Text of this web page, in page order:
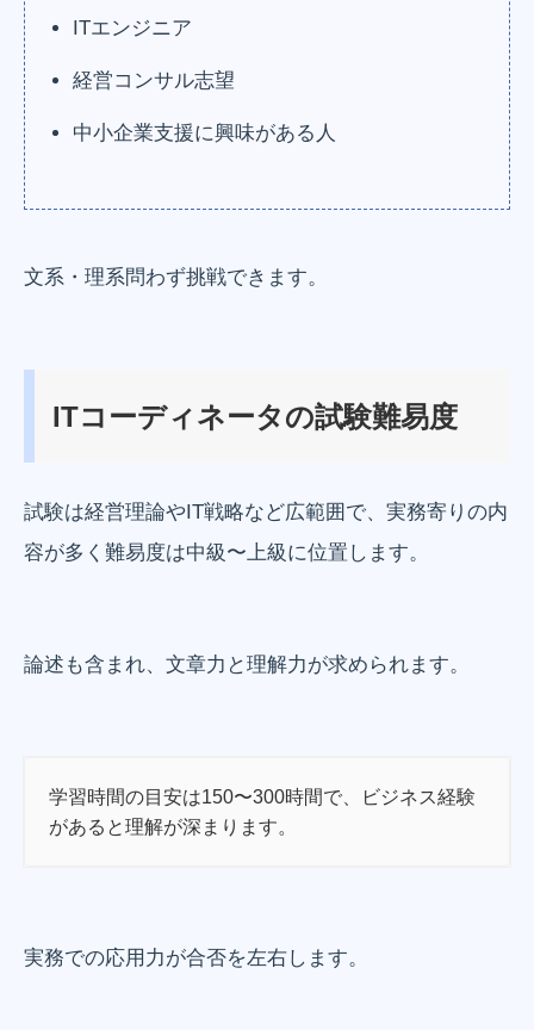
ITエンジニア
経営コンサル志望
中小企業支援に興味がある人
文系・理系問わず挑戦できます。
ITコーディネータの試験難易度
試験は経営理論やIT戦略など広範囲で、実務寄りの内
容が多く難易度は中級〜上級に位置します。
論述も含まれ、文章力と理解力が求められます。
学習時間の目安は150〜300時間で、ビジネス経験
があると理解が深まります。
実務での応用力が合否を左右します。